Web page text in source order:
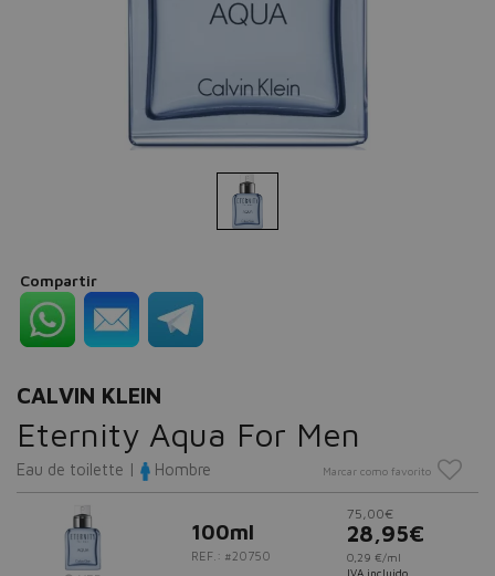
Compartir
CALVIN KLEIN
Eternity Aqua For Men
Eau de toilette | Hombre Marcar como favorito
100ml
REF.: #20750
75,00€
28,95€
0,29 €/ml
IVA incluido